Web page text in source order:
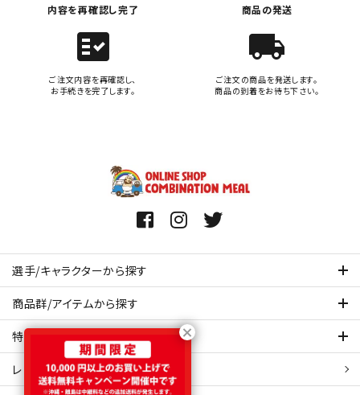
内容を再確認し完了
fact_check
ご注文内容を再確認し、
お手続きを完了します。
商品の発送
local_shipping
ご注文の商品を発送します。
商品の到着をお待ち下さい。
選手/キャラクターから探す
商品群/アイテムから探す
特集ページを見てみる
レビュー・口コミ 一覧ページ